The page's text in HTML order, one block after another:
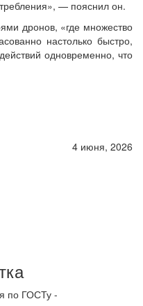
— пояснил он.
дронов, «где множество
настолько быстро,
одновременно, что
4 июня, 2026
по ГОСТу -